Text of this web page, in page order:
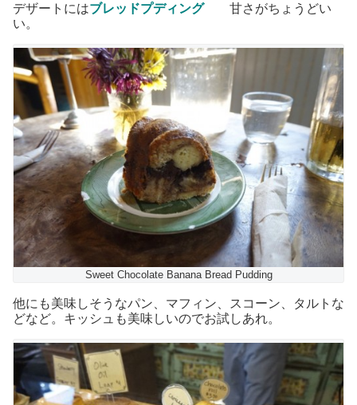
デザートにはブレッドプディング
甘さがちょうどい
い。
Sweet Chocolate Banana Bread Pudding
他にも美味しそうなパン、マフィン、スコーン、タルトな
どなど。キッシュも美味しいのでお試しあれ。